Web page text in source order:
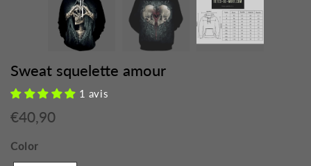
Sweat squelette amour
1 avis
€40,90
price
Color